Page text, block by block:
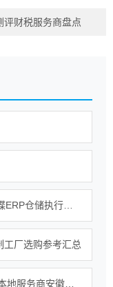
评财税服务商盘点
工厂选购参考汇总